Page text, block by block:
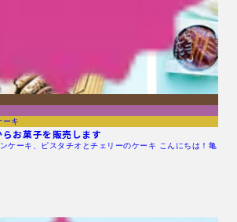
ーキ
お菓子を販売します
ケーキ、ピスタチオとチェリーのケーキ こんにちは！亀